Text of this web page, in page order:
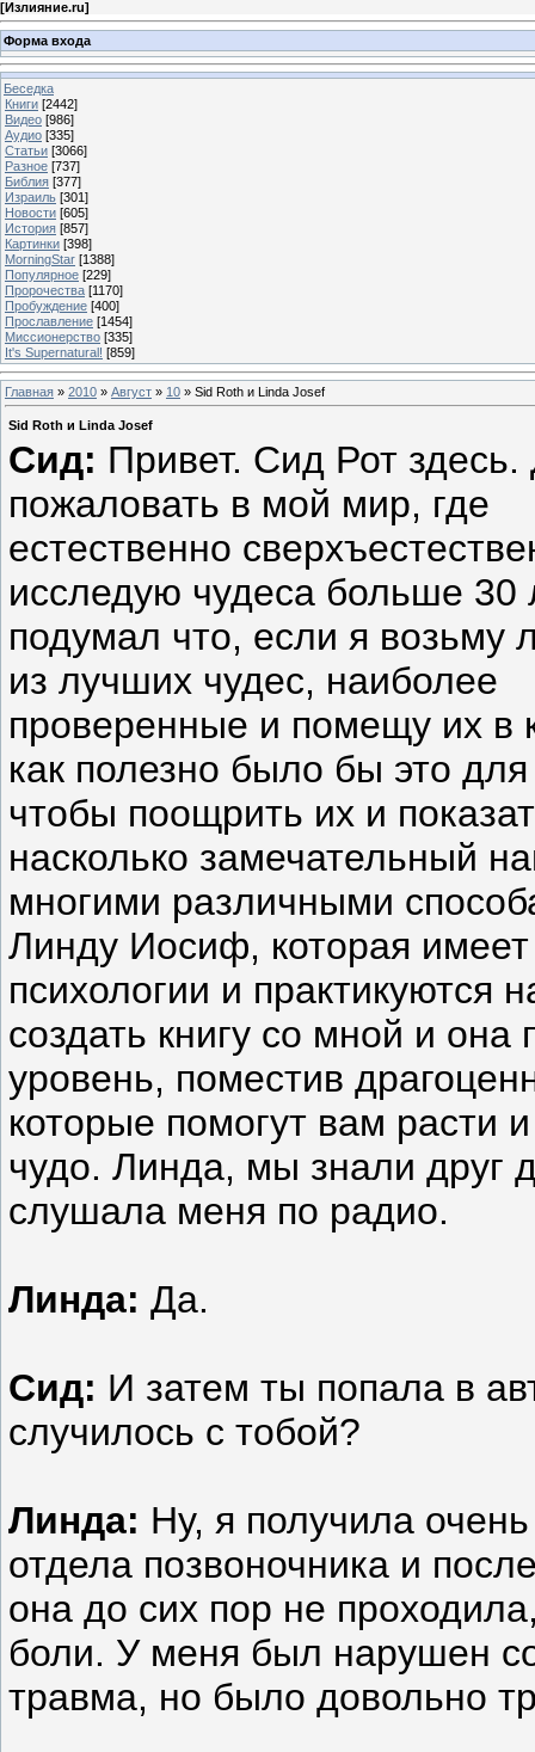
[Излияние.ru]
Форма входа
Беседка
Книги [2442]
Видео [986]
Аудио [335]
Статьи [3066]
Разное [737]
Библия [377]
Израиль [301]
Новости [605]
История [857]
Картинки [398]
MorningStar [1388]
Популярное [229]
Пророчества [1170]
Пробуждение [400]
Прославление [1454]
Миссионерство [335]
It's Supernatural! [859]
Главная » 2010 » Август » 10 » Sid Roth и Linda Josef
Sid Roth и Linda Josef
Сид: Привет. Сид Рот
пожаловать в мой мир, где
естественно
исследую чудеса больше 30
подумал что, если я возьму
из лучших чудес, наиболее
проверенные и помещу их в
как полезно было бы это
чтобы поощрить их и
насколько замечательный
многими различными
Линду Иосиф, которая имеет
психологии и практикуются
создать книгу со мной и
уровень, поместив
которые помогут вам расти
чудо. Линда, мы знали друг
слушала меня по радио.
Линда: Да.
Сид: И затем ты попала в
случилось с тобой?
Линда: Ну, я получила
отдела позвоночника и
она до сих пор не
боли. У меня был нарушен
травма, но было довольно